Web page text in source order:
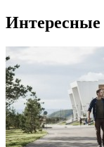
Интересные